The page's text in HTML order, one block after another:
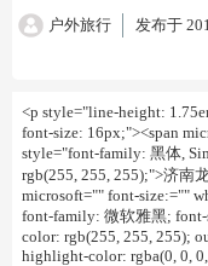
户外旅行 发布于
<p style="line-height:
font-size: 16px;"><span
style="font-family: 黑体,
rgb(255, 255, 255);">济南
microsoft="" font-size:=""
font-family: 微软雅黑; font-
color: rgb(255, 255, 255);
highlight-color: rgba(0, 0,